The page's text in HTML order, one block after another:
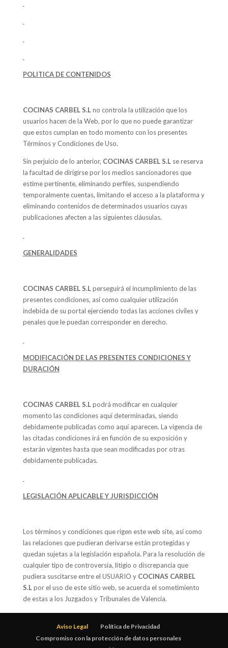
POLITICA DE CONTENIDOS
COCINAS CARBEL S.Lno controla la utilización que los
usuarios hacen de la Web, por lo que no puede garantizar
que estos cumplan en todo momento con los presentes
Términos y Condiciones de Uso.
Sin perjuicio de lo anterior, COCINAS CARBEL S.L se reserva
la facultad de dirigirse por los medios sancionadores que
estime pertinente, eliminando perfiles, suspendiendo
temporalmente cuentas, limitando el acceso a la plataforma y
eliminando contenidos de determinados usuarios cuyas
publicaciones afecten a las siguientes cláusulas.
GENERALIDADES
COCINAS CARBEL S.Lperseguirá el incumplimiento de las
presentes condiciones, así como cualquier utilización
indebida de su portal ejerciendo todas las acciones civiles y
penales que le puedan corresponder en derecho.
MODIFICACIÓN DE LAS PRESENTES CONDICIONES Y
DURACIÓN
COCINAS CARBEL S.Lpodrá modificar en cualquier
momento las condiciones aquí determinadas, siendo
debidamente publicadas como aquí aparecen. La vigencia de
las citadas condiciones irá en función de su exposición y
estarán vigentes hasta que sean modificadas por otras
debidamente publicadas.
LEGISLACIÓN APLICABLE Y JURISDICCIÓN
Los términos y condiciones que rigen este web site, así como
las relaciones que pudieran derivarse están protegidas y
quedan sujetas a la legislación española. Para la resolución de
cualquier tipo de controversia, litigio o discrepancia que
pudiera suscitarse entre el USUARIO y COCINAS CARBEL
S.Lpor el uso de este sitio web, se acuerda el sometimiento
de estas a los Juzgados y Tribunales de Valencia.
Aviso Legal
Política de Privacidad
Compromiso con la protección de datos personales